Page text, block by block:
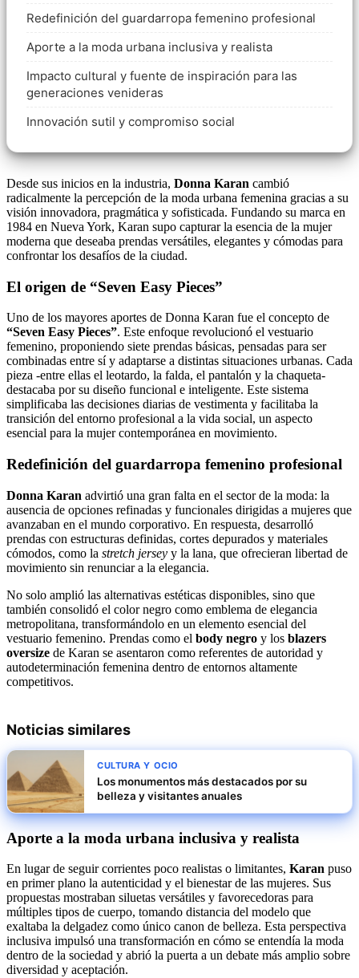
Redefinición del guardarropa femenino profesional
Aporte a la moda urbana inclusiva y realista
Impacto cultural y fuente de inspiración para las
generaciones venideras
Innovación sutil y compromiso social
Desde sus inicios en la industria, Donna Karan cambió
radicalmente la percepción de la moda urbana femenina gracias a su
visión innovadora, pragmática y sofisticada. Fundando su marca en
1984 en Nueva York, Karan supo capturar la esencia de la mujer
moderna que deseaba prendas versátiles, elegantes y cómodas para
confrontar los desafíos de la ciudad.
El origen de “Seven Easy Pieces”
Uno de los mayores aportes de Donna Karan fue el concepto de
“Seven Easy Pieces”. Este enfoque revolucionó el vestuario
femenino, proponiendo siete prendas básicas, pensadas para ser
combinadas entre sí y adaptarse a distintas situaciones urbanas. Cada
pieza -entre ellas el leotardo, la falda, el pantalón y la chaqueta-
destacaba por su diseño funcional e inteligente. Este sistema
simplificaba las decisiones diarias de vestimenta y facilitaba la
transición del entorno profesional a la vida social, un aspecto
esencial para la mujer contemporánea en movimiento.
Redefinición del guardarropa femenino profesional
Donna Karan advirtió una gran falta en el sector de la moda: la
ausencia de opciones refinadas y funcionales dirigidas a mujeres que
avanzaban en el mundo corporativo. En respuesta, desarrolló
prendas con estructuras definidas, cortes depurados y materiales
cómodos, como la stretch jersey y la lana, que ofrecieran libertad de
movimiento sin renunciar a la elegancia.
No solo amplió las alternativas estéticas disponibles, sino que
también consolidó el color negro como emblema de elegancia
metropolitana, transformándolo en un elemento esencial del
vestuario femenino. Prendas como el body negro y los blazers
oversize de Karan se asentaron como referentes de autoridad y
autodeterminación femenina dentro de entornos altamente
competitivos.
Noticias similares
CULTURA Y OCIO
Los monumentos más destacados por su
belleza y visitantes anuales
Aporte a la moda urbana inclusiva y realista
En lugar de seguir corrientes poco realistas o limitantes, Karan puso
en primer plano la autenticidad y el bienestar de las mujeres. Sus
propuestas mostraban siluetas versátiles y favorecedoras para
múltiples tipos de cuerpo, tomando distancia del modelo que
exaltaba la delgadez como único canon de belleza. Esta perspectiva
inclusiva impulsó una transformación en cómo se entendía la moda
dentro de la sociedad y abrió la puerta a un debate más amplio sobre
diversidad y aceptación.